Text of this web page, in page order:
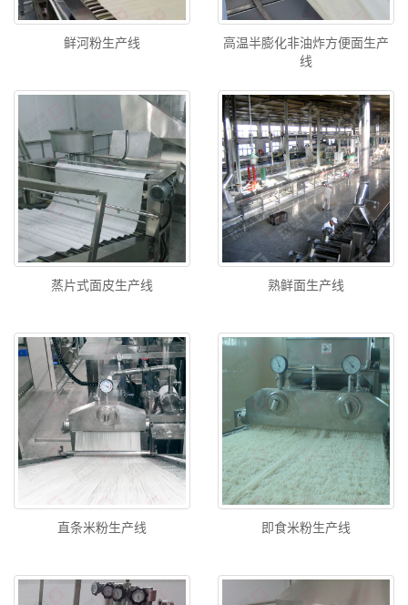
鲜河粉生产线
高温半膨化非油炸方便面生产
线
蒸片式面皮生产线 熟鲜面生产线
直条米粉生产线 即食米粉生产线